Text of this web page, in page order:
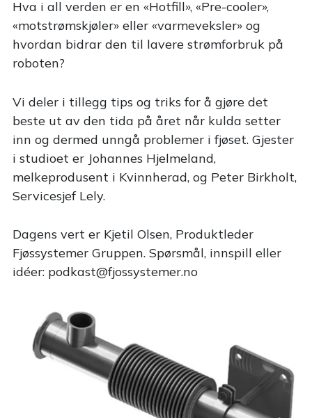
Hva i all verden er en «Hotfill», «Pre-cooler»,
«motstrømskjøler» eller «varmeveksler» og
hvordan bidrar den til lavere strømforbruk på
roboten?
Vi deler i tillegg tips og triks for å gjøre det
beste ut av den tida på året når kulda setter
inn og dermed unngå problemer i fjøset. Gjester
i studioet er Johannes Hjelmeland,
melkeprodusent i Kvinnherad, og Peter Birkholt,
Servicesjef Lely.
Dagens vert er Kjetil Olsen, Produktleder
Fjøssystemer Gruppen. Spørsmål, innspill eller
idéer: podkast@fjossystemer.no